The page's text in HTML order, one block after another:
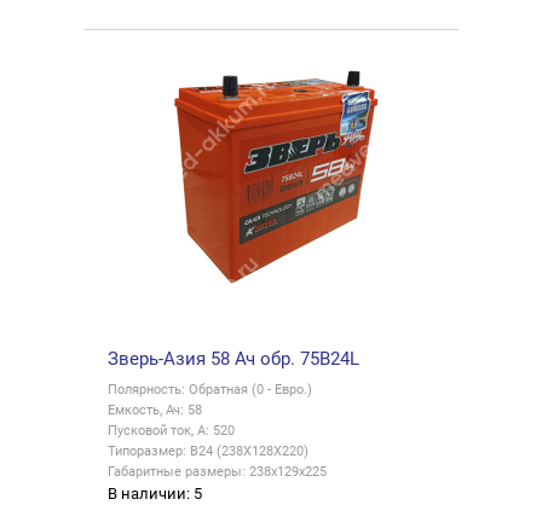
Зверь-Азия 58 Ач обр. 75B24L
Полярность: Обратная (0 - Евро.)
Емкость, Ач: 58
Пусковой ток, А: 520
Типоразмер: B24 (238X128X220)
Габаритные размеры: 238x129x225
В наличии: 5